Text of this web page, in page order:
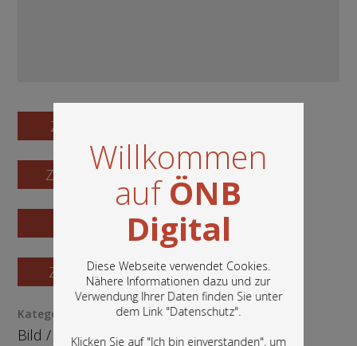
Willkommen
aufÖNB
Digital
Diese Webseite verwendet Cookies.
Nähere Informationen dazu und zur
Verwendung Ihrer Daten finden Sie unter
dem Link "Datenschutz".
Klicken Sie auf "Ich bin einverstanden", um
In diesem Portal finden Sie die digitalen
Bestände der Österreichischen
Nationalbibliothek: Bücher, Fotografien,
Zum Digitalisat
Zum Katalogisat
Zur Vorschau
Zur Bestellung
Kategorie / Medientyp
Bild/ Fotografie